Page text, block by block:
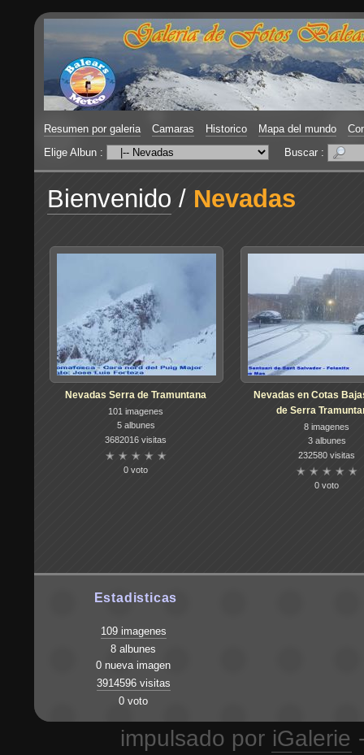
Resumen por galeria Camaras Historico Mapa del mundo
Elige Albun :
Buscar :
Bienvenido / Nevadas
Nevadas Serra de Tramuntana
101 imagenes
5 albunes
3682016 visitas
0 voto
Nevadas en Cotas
de Serra
8 imagenes
3 albunes
232580 visitas
0 voto
Estadisticas
109 imagenes
8 albunes
0 nueva imagen
3914596 visitas
0 voto
impulsado por iGalerie